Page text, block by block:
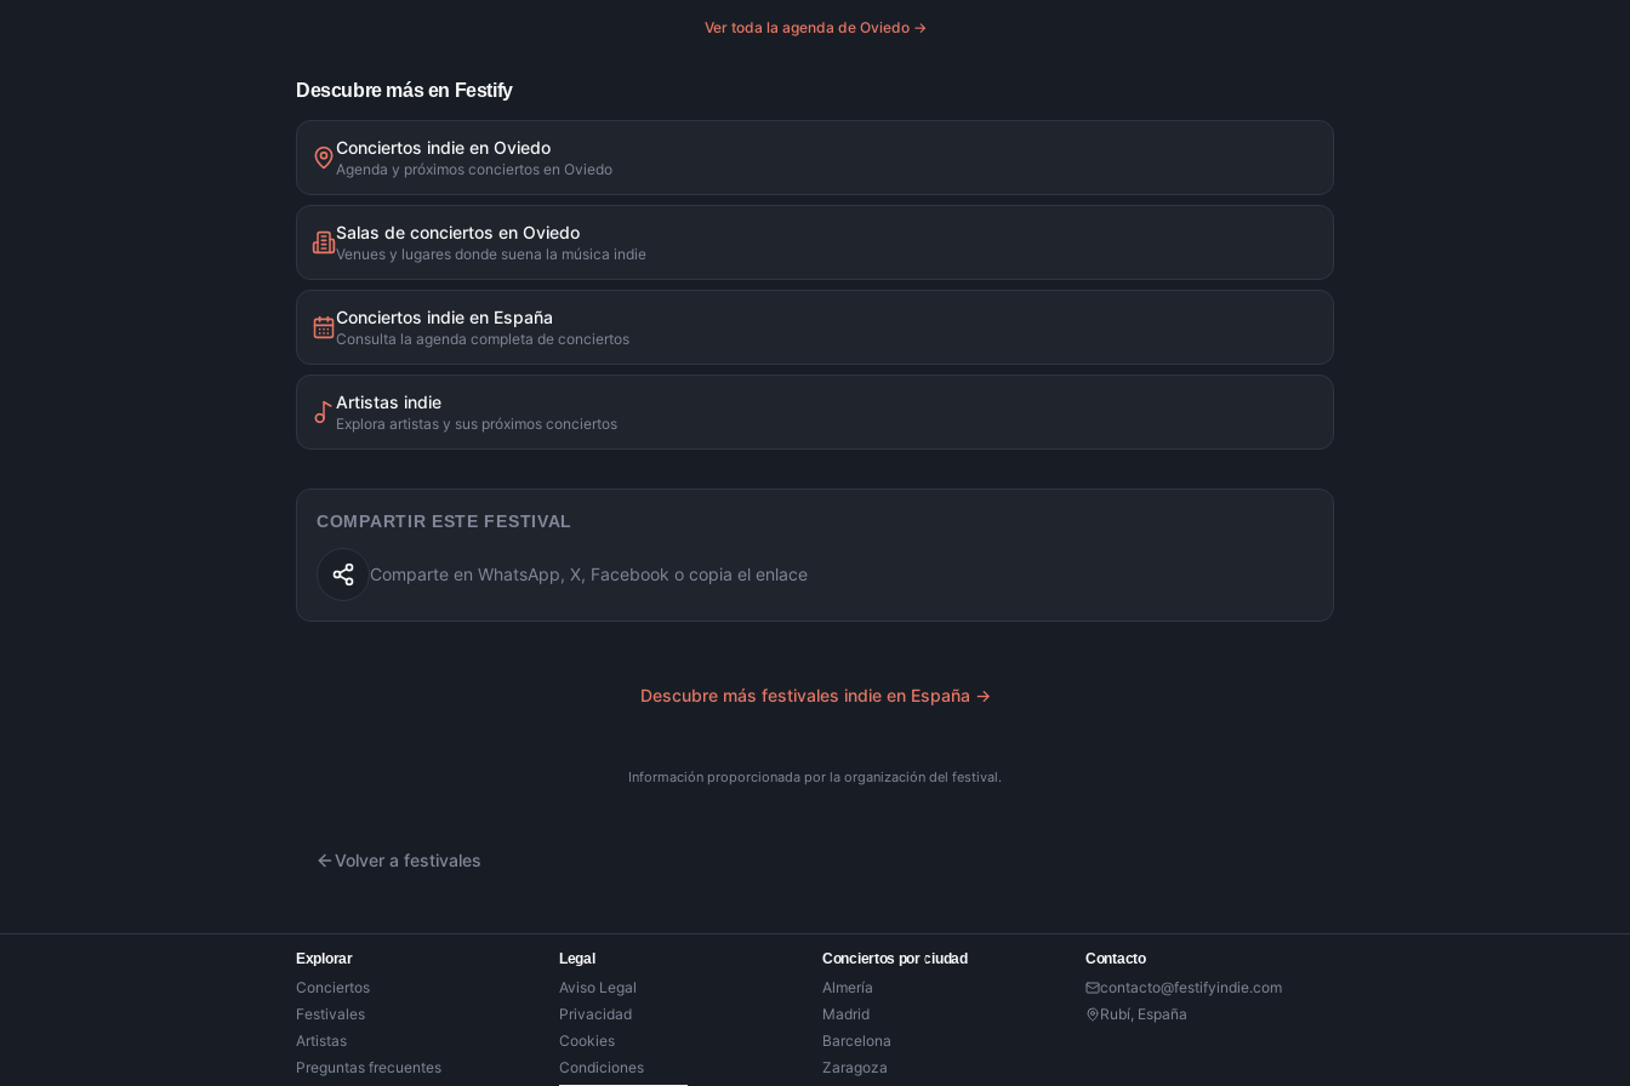
Ver toda la agenda de Oviedo→
Descubre más en Festify
Conciertos indie en Oviedo
Agenda y próximos conciertos en Oviedo
Salas de conciertos en Oviedo
Venues y lugares donde suena la música indie
Conciertos indie en España
Consulta la agenda completa de conciertos
Artistas indie
Explora artistas y sus próximos conciertos
COMPARTIR ESTE FESTIVAL
Comparte en WhatsApp, X, Facebook o copia el enlace
Descubre más festivales indie en España →
Información proporcionada por la organización del festival.
Volver a festivales
Explorar
Conciertos
Festivales
Artistas
Preguntas frecuentes
Legal
Aviso Legal
Privacidad
Cookies
Condiciones
Conciertos por ciudad
Almería
Madrid
Barcelona
Zaragoza
Contacto
contacto@festifyindie.com
Rubí, España